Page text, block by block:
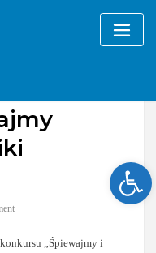
„Śpiewajmy i